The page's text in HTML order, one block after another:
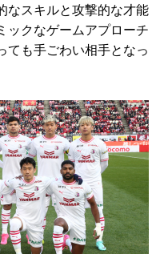
なスキルと攻撃的な才能
ックなゲームアプローチ
ても手ごわい相手となっ